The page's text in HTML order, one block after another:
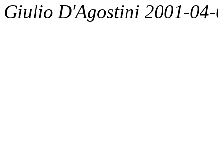
Giulio D'Agostini 2001-